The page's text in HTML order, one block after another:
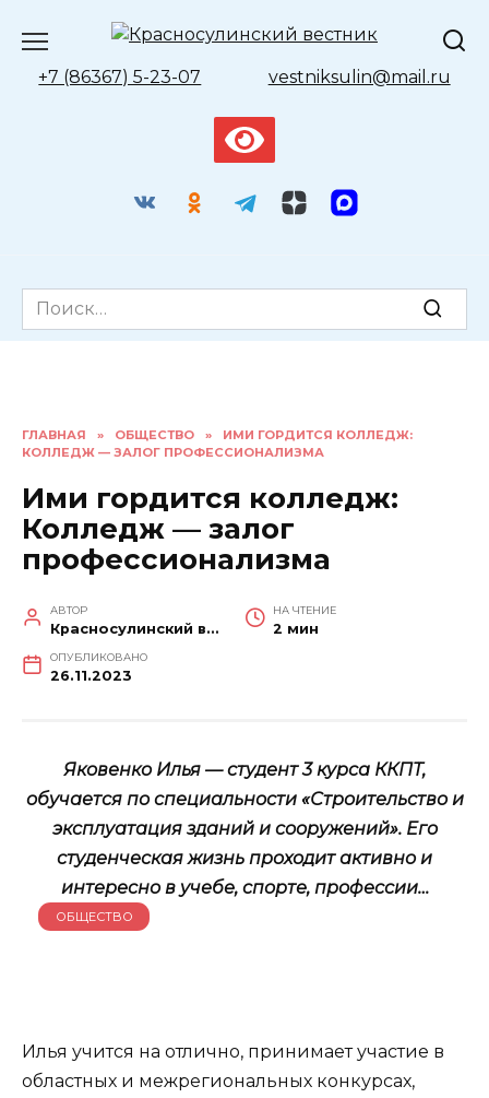
содержанию
+7 (86367) 5-23-07 vestniksulin@mail.ru
Search
for:
ГЛАВНАЯ » ОБЩЕСТВО »
ИМИ ГОРДИТСЯ КОЛЛЕДЖ:
КОЛЛЕДЖ — ЗАЛОГ ПРОФЕССИОНАЛИЗМА
Ими гордится колледж:
Колледж — залог
профессионализма
АВТОР
Красносулинский вестник
НА ЧТЕНИЕ
2 мин
ОПУБЛИКОВАНО
26.11.2023
Яковенко Илья — студент 3 курса ККПТ,
обучается по специальности «Строительство и
эксплуатация зданий и сооружений». Его
студенческая жизнь проходит активно и
интересно в учебе, спорте, профессии…
ОБЩЕСТВО
Илья учится на отлично, принимает участие в
областных и межрегиональных конкурсах,